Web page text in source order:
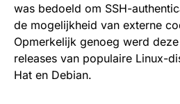
was bedoeld om SSH-
de mogelijkheid van externe
Opmerkelijk genoeg werd
releases van populaire Linux-
Hat en Debian.